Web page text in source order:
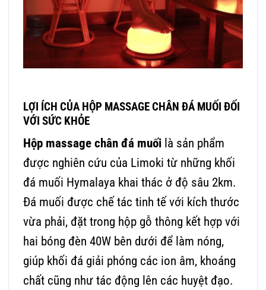
LỢI ÍCH CỦA HỘP MASSAGE CHÂN ĐÁ MUỐI ĐỐI
VỚI SỨC KHỎE
Hộp massage chân đá muối là sản phẩm
được nghiên cứu của Limoki từ những khối
đá muối Hymalaya khai thác ở độ sâu 2km.
Đá muối được chế tác tinh tế với kích thước
vừa phải, đặt trong hộp gỗ thông kết hợp với
hai bóng đèn 40W bên dưới để làm nóng,
giúp khối đá giải phóng các ion âm, khoáng
chất cũng như tác động lên các huyệt đạo.